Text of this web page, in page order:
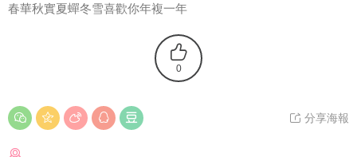
春華秋實夏蟬冬雪喜歡你年複一年
0
分享海報